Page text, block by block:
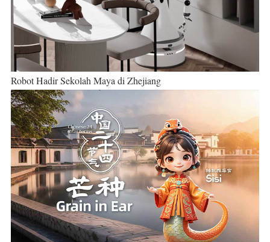
Robot Hadir Sekolah Maya di Zhejiang